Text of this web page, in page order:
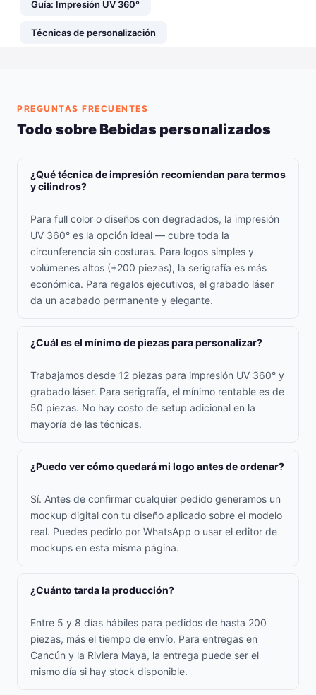
Guía: Impresión UV 360°
Técnicas de personalización
PREGUNTAS FRECUENTES
Todo sobre Bebidas personalizados
¿Qué técnica de impresión recomiendan para termos
y cilindros?
Para full color o diseños con degradados, la impresión
UV 360° es la opción ideal — cubre toda la
circunferencia sin costuras. Para logos simples y
volúmenes altos (+200 piezas), la serigrafía es más
económica. Para regalos ejecutivos, el grabado láser
da un acabado permanente y elegante.
¿Cuál es el mínimo de piezas para personalizar?
Trabajamos desde 12 piezas para impresión UV 360° y
grabado láser. Para serigrafía, el mínimo rentable es de
50 piezas. No hay costo de setup adicional en la
mayoría de las técnicas.
¿Puedo ver cómo quedará mi logo antes de ordenar?
Sí. Antes de confirmar cualquier pedido generamos un
mockup digital con tu diseño aplicado sobre el modelo
real. Puedes pedirlo por WhatsApp o usar el editor de
mockups en esta misma página.
¿Cuánto tarda la producción?
Entre 5 y 8 días hábiles para pedidos de hasta 200
piezas, más el tiempo de envío. Para entregas en
Cancún y la Riviera Maya, la entrega puede ser el
mismo día si hay stock disponible.